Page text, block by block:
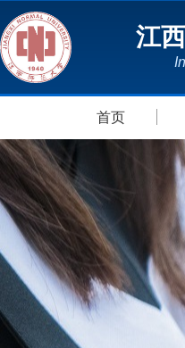
江
首页